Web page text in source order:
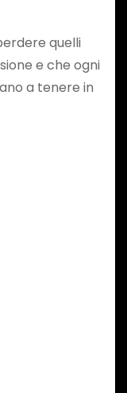
quelli
e che ogni
a tenere in